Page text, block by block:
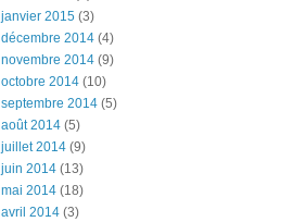
janvier 2015 (3)
décembre 2014 (4)
novembre 2014 (9)
octobre 2014 (10)
septembre 2014 (5)
août 2014 (5)
juillet 2014 (9)
juin 2014 (13)
mai 2014 (18)
avril 2014 (3)